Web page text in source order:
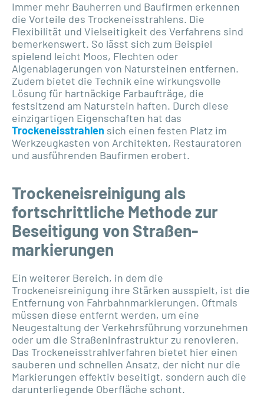
Immer mehr Bauherren und Baufirmen erkennen
die Vorteile des Trockeneisstrahlens. Die
Flexibilität und Vielseitigkeit des Verfahrens sind
bemerkenswert. So lässt sich zum Beispiel
spielend leicht Moos, Flechten oder
Algenablagerungen von Natursteinen entfernen.
Zudem bietet die Technik eine wirkungsvolle
Lösung für hartnäckige Farbaufträge, die
festsitzend am Naturstein haften. Durch diese
einzigartigen Eigenschaften hat das
Trockeneisstrahlen sich einen festen Platz im
Werkzeugkasten von Architekten, Restauratoren
und ausführenden Baufirmen erobert.
Trockeneisreinigung als
fortschrittliche Methode zur
Beseitigung von Straßen-
markierungen
Ein weiterer Bereich, in dem die
Trockeneisreinigung ihre Stärken ausspielt, ist die
Entfernung von Fahrbahnmarkierungen. Oftmals
müssen diese entfernt werden, um eine
Neugestaltung der Verkehrsführung vorzunehmen
oder um die Straßeninfrastruktur zu renovieren.
Das Trockeneisstrahlverfahren bietet hier einen
sauberen und schnellen Ansatz, der nicht nur die
Markierungen effektiv beseitigt, sondern auch die
darunterliegende Oberfläche schont.